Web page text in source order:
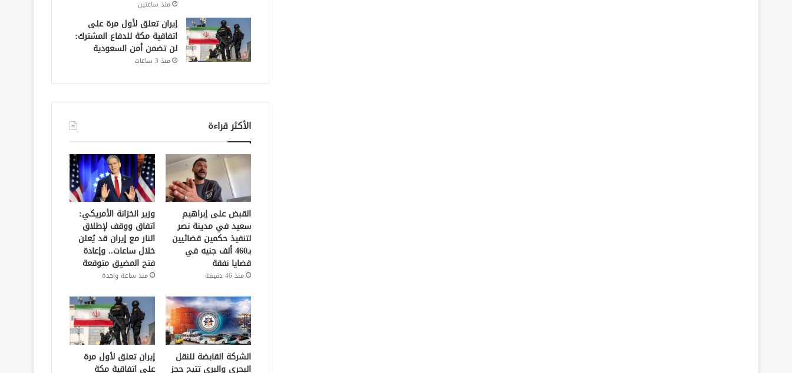
منذ ساعتين
إيران تعلق لأول مرة على
اتفاقية مكة للدفاع المشترك:
لن تضمن أمن السعودية
منذ 3 ساعات
الأكثر قراءة
القبض على إبراهيم
سعيد في مدينة نصر
لتنفيذ حكمين قضائيين
بـ460 ألف جنيه في
قضايا نفقة
منذ 46 دقيقة
وزير الخزانة الأمريكي:
اتفاق ووقف لإطلاق
النار مع إيران قد يُعلن
خلال ساعات.. وإعادة
فتح المضيق متوقعة
منذ ساعة واحدة
الشركة القابضة للنقل
البحري والبري تتيح حجز
إيران تعلق لأول مرة
على اتفاقية مكة